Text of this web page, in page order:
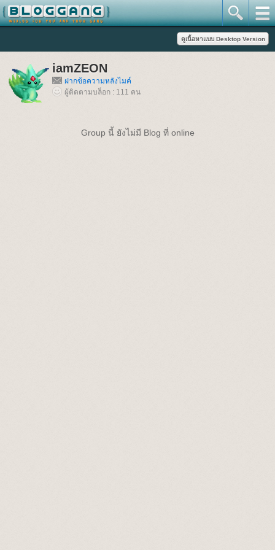
iamZEON
ฝากข้อความหลังไมค์
ผู้ติดตามบล็อก : 111 คน
Group นี้ ยังไม่มี Blog ที่ online